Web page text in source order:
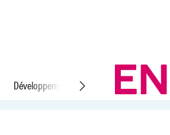
Développement durable Droit du travail